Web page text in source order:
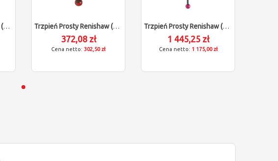
Trzpień Prosty Renishaw (M3/L20/D2) Trzpień Prosty Renishaw (M3/L40/D5)
372,08 zł
302,50 zł
Trzpień Prosty Renishaw (M3/L150/D12)
1 445,25 zł
1 175,00 zł